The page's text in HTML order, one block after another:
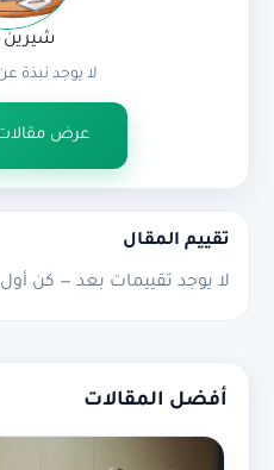
شيرين
لا يوجد نبذة
عرض
تقييم المقال
لا يوجد تقييمات بعد — كن
أفضل المقالات